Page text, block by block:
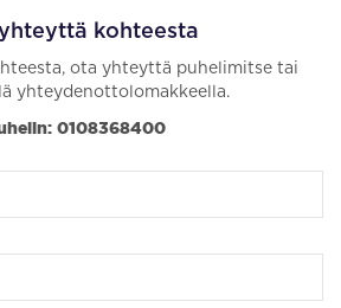
kohteesta
ota yhteyttä puhelimitse tai
yhteydenottolomakkeella.
0108368400